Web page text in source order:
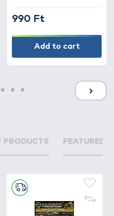
990 Ft
Add to cart
PRODUCTS FEATURED